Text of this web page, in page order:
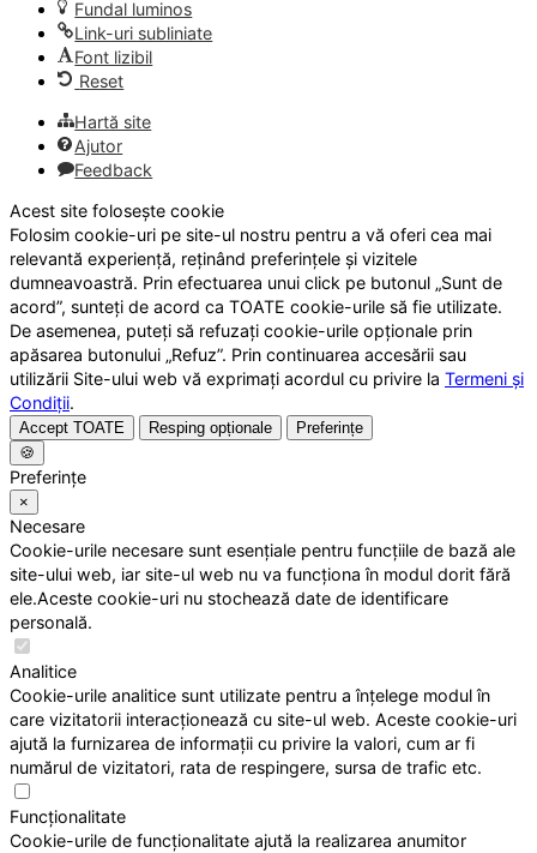
Fundal luminos
Link-uri subliniate
Font lizibil
Reset
Hartă site
Ajutor
Feedback
Acest site folosește cookie
Folosim cookie-uri pe site-ul nostru pentru a vă oferi cea mai
relevantă experiență, reținând preferințele și vizitele
dumneavoastră. Prin efectuarea unui click pe butonul „Sunt de
acord”, sunteți de acord ca TOATE cookie-urile să fie utilizate.
De asemenea, puteți să refuzați cookie-urile opționale prin
apăsarea butonului „Refuz”. Prin continuarea accesării sau
utilizării Site-ului web vă exprimați acordul cu privire la Termeni și
Condiții.
Accept TOATE Resping opționale
Preferințe
🍪
Preferințe
×
Necesare
Cookie-urile necesare sunt esențiale pentru funcțiile de bază ale
site-ului web, iar site-ul web nu va funcționa în modul dorit fără
ele.Aceste cookie-uri nu stochează date de identificare
personală.
Analitice
Cookie-urile analitice sunt utilizate pentru a înțelege modul în
care vizitatorii interacționează cu site-ul web. Aceste cookie-uri
ajută la furnizarea de informații cu privire la valori, cum ar fi
numărul de vizitatori, rata de respingere, sursa de trafic etc.
Funcționalitate
Cookie-urile de funcționalitate ajută la realizarea anumitor